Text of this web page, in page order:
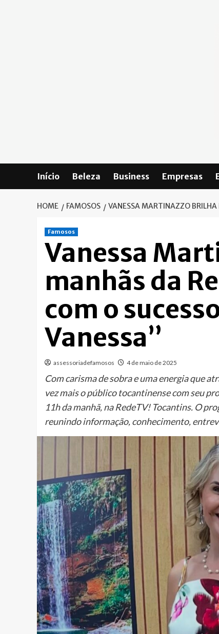
Início Beleza Business Empresas
HOME FAMOSOS VANESSA MARTINAZZO BRILHA
Famosos
Vanessa
manhãs da
com o
Vanessa”
assessoriadefamosos 4 de maio de 2025
Com carisma de sobra e uma energia que
vez mais o público tocantinense com seu
11h da manhã, na RedeTV! Tocantins. O
reunindo informação, conhecimento,